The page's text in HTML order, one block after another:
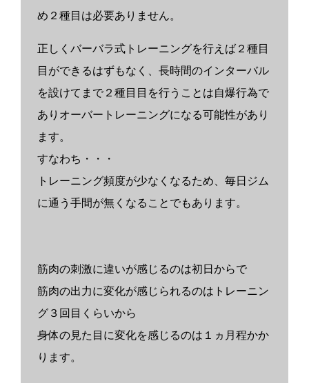
め２種目は必要ありません。
正しくバーバラ式トレーニングを行えば２種目
目ができるはずもなく、長時間のインターバル
を設けてまで２種目目を行うことは自爆行為で
ありオーバートレーニングになる可能性があり
ます。
すなわち・・・
トレーニング頻度が少なくなるため、毎日ジム
に通う手間が無くなることでもあります。
筋肉の刺激に違いが感じるのは初日からで
筋肉の出力に変化が感じられるのはトレーニン
グ３回目くらいから
身体の見た目に変化を感じるのは１ヵ月程かか
ります。